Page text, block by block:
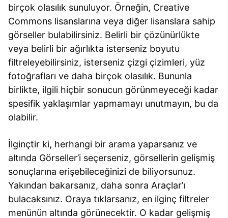
birçok olasılık sunuluyor. Örneğin, Creative
Commons lisanslarına veya diğer lisanslara sahip
görseller bulabilirsiniz. Belirli bir çözünürlükte
veya belirli bir ağırlıkta isterseniz boyutu
filtreleyebilirsiniz, isterseniz çizgi çizimleri, yüz
fotoğrafları ve daha birçok olasılık. Bununla
birlikte, ilgili hiçbir sonucun görünmeyeceği kadar
spesifik yaklaşımlar yapmamayı unutmayın, bu da
olabilir.
İlginçtir ki, herhangi bir arama yaparsanız ve
altında Görseller’i seçerseniz, görsellerin gelişmiş
sonuçlarına erişebileceğinizi de biliyorsunuz.
Yakından bakarsanız, daha sonra Araçlar’ı
bulacaksınız. Oraya tıklarsanız, en ilginç filtreler
menünün altında görünecektir. O kadar gelişmiş